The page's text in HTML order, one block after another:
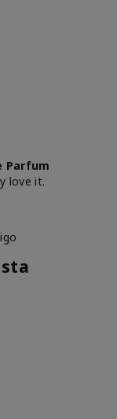
Parfum
love it.